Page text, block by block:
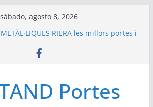
sábado, agosto 8, 2026
METÀL·LIQUES RIERA les millors portes i
portes industrials Àngel Mir a Andorra
verticales de uso industrial
con poca ocupación de espacio
Portes